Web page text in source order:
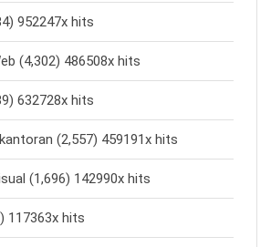
952247x hits
(4,302) 486508x hits
632728x hits
(2,557) 459191x hits
(1,696) 142990x hits
117363x hits